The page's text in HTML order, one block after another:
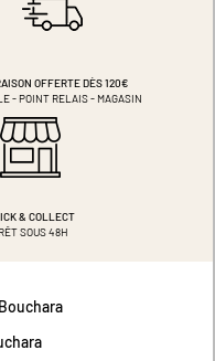
OFFERTE DÈS 120€
- POINT RELAIS - MAGASIN
& COLLECT
SOUS 48H